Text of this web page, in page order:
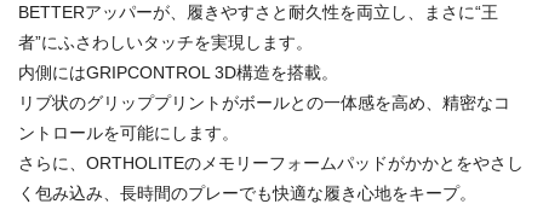
BETTERアッパーが、履きやすさと耐久性を両立し、まさに“王
者”にふさわしいタッチを実現します。
内側にはGRIPCONTROL 3D構造を搭載。
リブ状のグリッププリントがボールとの一体感を高め、精密なコ
ントロールを可能にします。
さらに、ORTHOLITEのメモリーフォームパッドがかかとをやさし
く包み込み、長時間のプレーでも快適な履き心地をキープ。